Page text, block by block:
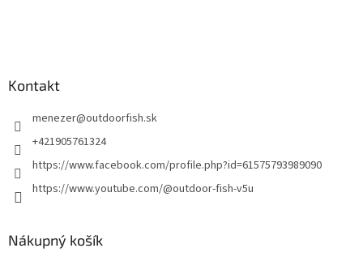
Kontakt
menezer@outdoorfish.sk
+421905761324
https://www.facebook.com/profile.php?id=61575793989090
https://www.youtube.com/@outdoor-fish-v5u
Nákupný košík